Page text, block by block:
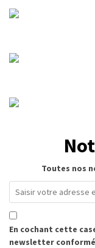
Toutes nos
En cochant cette
newsletter